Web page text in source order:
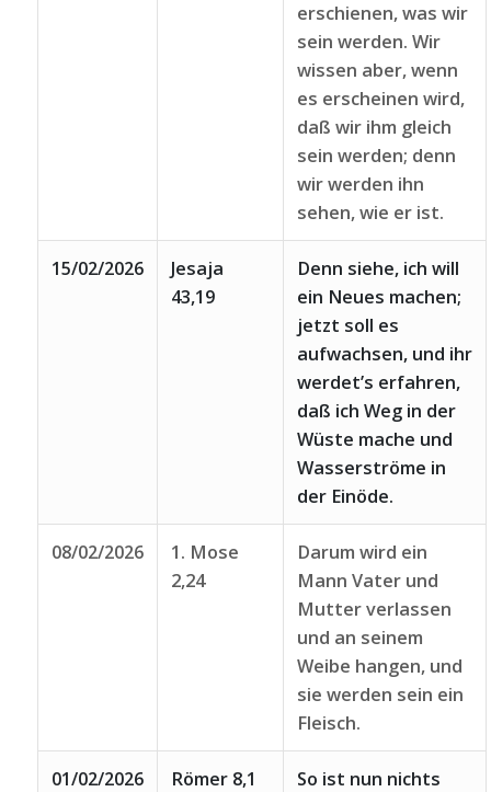
erschienen, was wir
sein werden. Wir
wissen aber, wenn
es erscheinen wird,
daß wir ihm gleich
sein werden; denn
wir werden ihn
sehen, wie er ist.
15/02/2026
Jesaja
43,19
Denn siehe, ich will
ein Neues machen;
jetzt soll es
aufwachsen, und ihr
werdet’s erfahren,
daß ich Weg in der
Wüste mache und
Wasserströme in
der Einöde.
08/02/2026
1. Mose
2,24
Darum wird ein
Mann Vater und
Mutter verlassen
und an seinem
Weibe hangen, und
sie werden sein ein
Fleisch.
01/02/2026 Römer 8,1
So ist nun nichts